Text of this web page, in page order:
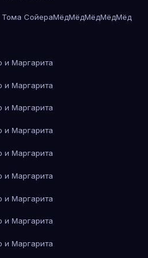
СойераМёдМёдМёдМёдМёд
и Маргарита
и Маргарита
и Маргарита
и Маргарита
и Маргарита
и Маргарита
и Маргарита
и Маргарита
и Маргарита